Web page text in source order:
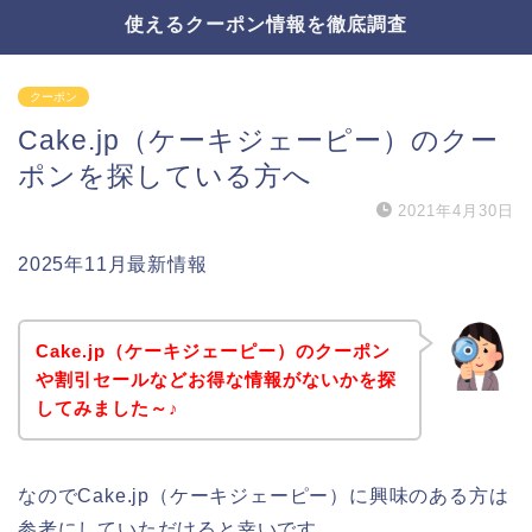
使えるクーポン情報を徹底調査
クーポン
Cake.jp（ケーキジェーピー）のクー
ポンを探している方へ
2021年4月30日
2025年11月最新情報
Cake.jp（ケーキジェーピー）のクーポン
や割引セールなどお得な情報がないかを探
してみました～♪
なのでCake.jp（ケーキジェーピー）に興味のある方は